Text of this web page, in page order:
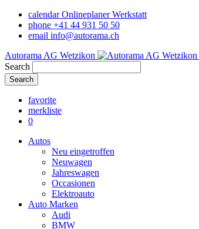
calendar Onlineplaner Werkstatt
phone +41 44 931 50 50
email info@autorama.ch
Autorama AG Wetzikon
Search
favorite
merkliste
0
Autos
Neu eingetroffen
Neuwagen
Jahreswagen
Occasionen
Elektroauto
Auto Marken
Audi
BMW